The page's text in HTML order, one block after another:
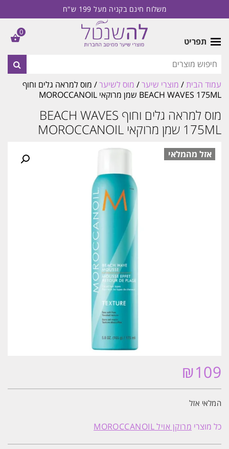
משלוח חינם בקניה מעל 199 ש"ח
תפריט
עמוד הבית/ מוצרי שיער/ מוס לשיער/ מוס למראה גלים וחוף
BEACH WAVES 175ML שמן מרוקאי MOROCCANOIL
מוס למראה גלים וחוף BEACH WAVES
175ML שמן מרוקאי MOROCCANOIL
₪109
המלאי אזל
כל מוצרי מרוקן אויל MOROCCANOIL
0